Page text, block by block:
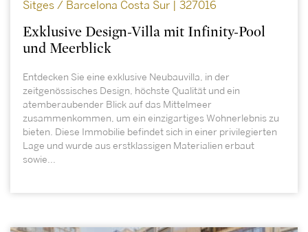
Sitges / Barcelona Costa Sur | 327016
Exklusive Design-Villa mit Infinity-Pool
und Meerblick
Entdecken Sie eine exklusive Neubauvilla, in der
zeitgenössisches Design, höchste Qualität und ein
atemberaubender Blick auf das Mittelmeer
zusammenkommen, um ein einzigartiges Wohnerlebnis zu
bieten. Diese Immobilie befindet sich in einer privilegierten
Lage und wurde aus erstklassigen Materialien erbaut
sowie...